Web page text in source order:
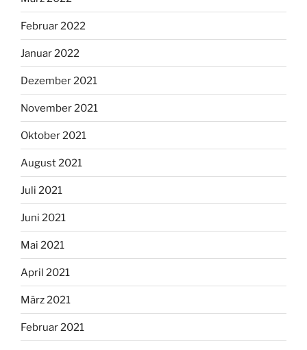
Februar 2022
Januar 2022
Dezember 2021
November 2021
Oktober 2021
August 2021
Juli 2021
Juni 2021
Mai 2021
April 2021
März 2021
Februar 2021